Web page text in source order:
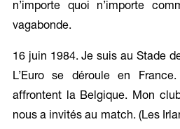
n’importe quoi n’importe
vagabonde.
16 juin 1984. Je suis au Stade
L’Euro se déroule en
affrontent la Belgique. Mon
nous a invités au match. (Les